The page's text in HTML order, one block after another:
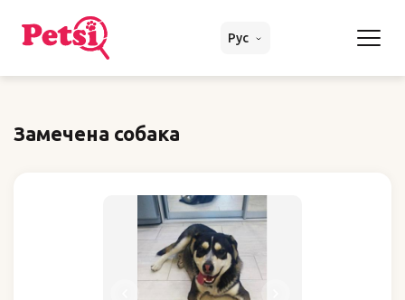
Рус
Замечена собака